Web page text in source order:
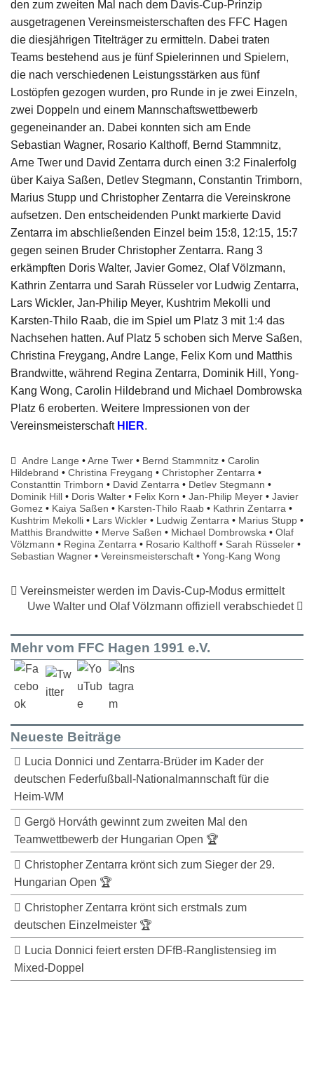
den zum zweiten Mal nach dem Davis-Cup-Prinzip
ausgetragenen Vereinsmeisterschaften des FFC Hagen
die diesjährigen Titelträger zu ermitteln. Dabei traten
Teams bestehend aus je fünf Spielerinnen und Spielern,
die nach verschiedenen Leistungsstärken aus fünf
Lostöpfen gezogen wurden, pro Runde in je zwei Einzeln,
zwei Doppeln und einem Mannschaftswettbewerb
gegeneinander an. Dabei konnten sich am Ende
Sebastian Wagner, Rosario Kalthoff, Bernd Stammnitz,
Arne Twer und David Zentarra durch einen 3:2 Finalerfolg
über Kaiya Saßen, Detlev Stegmann, Constantin Trimborn,
Marius Stupp und Christopher Zentarra die Vereinskrone
aufsetzen. Den entscheidenden Punkt markierte David
Zentarra im abschließenden Einzel beim 15:8, 12:15, 15:7
gegen seinen Bruder Christopher Zentarra. Rang 3
erkämpften Doris Walter, Javier Gomez, Olaf Völzmann,
Kathrin Zentarra und Sarah Rüsseler vor Ludwig Zentarra,
Lars Wickler, Jan-Philip Meyer, Kushtrim Mekolli und
Karsten-Thilo Raab, die im Spiel um Platz 3 mit 1:4 das
Nachsehen hatten. Auf Platz 5 schoben sich Merve Saßen,
Christina Freygang, Andre Lange, Felix Korn und Matthis
Brandwitte, während Regina Zentarra, Dominik Hill, Yong-
Kang Wong, Carolin Hildebrand und Michael Dombrowska
Platz 6 eroberten. Weitere Impressionen von der
Vereinsmeisterschaft HIER.
Andre Lange •Arne Twer • Bernd Stammnitz •Carolin
Hildebrand • Christina Freygang • Christopher Zentarra •
Constanttin Trimborn • David Zentarra • Detlev Stegmann •
Dominik Hill • Doris Walter • Felix Korn • Jan-Philip Meyer • Javier
Gomez • Kaiya Saßen • Karsten-Thilo Raab • Kathrin Zentarra •
Kushtrim Mekolli • Lars Wickler • Ludwig Zentarra • Marius Stupp •
Matthis Brandwitte • Merve Saßen • Michael Dombrowska • Olaf
Völzmann • Regina Zentarra • Rosario Kalthoff • Sarah Rüsseler •
Sebastian Wagner • Vereinsmeisterschaft • Yong-Kang Wong
Vereinsmeister werden im Davis-Cup-Modus ermittelt
Uwe Walter und Olaf Völzmann offiziell verabschiedet
Mehr vom FFC Hagen 1991 e.V.
Neueste Beiträge
Lucia Donnici und Zentarra-Brüder im Kader der
deutschen Federfußball-Nationalmannschaft für die
Heim-WM
Gergö Horváth gewinnt zum zweiten Mal den
Teamwettbewerb der Hungarian Open 🏆
Christopher Zentarra krönt sich zum Sieger der 29.
Hungarian Open 🏆
Christopher Zentarra krönt sich erstmals zum
deutschen Einzelmeister 🏆
Lucia Donnici feiert ersten DFfB-Ranglistensieg im
Mixed-Doppel